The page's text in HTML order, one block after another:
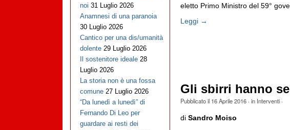
eletto Primo Ministro del 59°
Leggi →
Gli sbirri hanno
Pubblicato il 16 Aprile 2016· in Interventi·
di Sandro Moiso
noi 31 Luglio 2026
Anamnesi di una paranoia
30 Luglio 2026
Cantico per una dis/umanità
dolente 29 Luglio 2026
Il sostenitore ideale 28
Luglio 2026
La storia non è una fossa
comune 27 Luglio 2026
“Da lunedì a lunedì” di
Fernando Di Leo per
guardare ai resti dei